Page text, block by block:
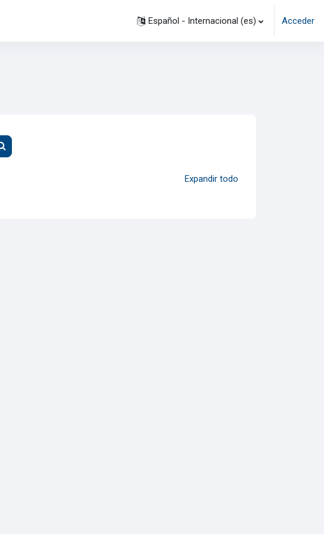
Español - Internacional ‎(es)‎ Acceder
Buscar cursos
Expandir todo